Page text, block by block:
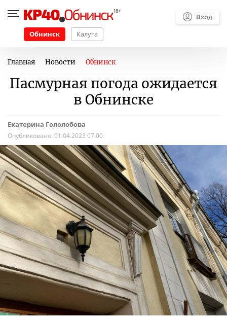
Обнинск Калуга
Вход
Главная Новости Обнинск
Пасмурная погода ожидается
в Обнинске
Екатерина Гололобова
Опубликовано: 01.04.2023 07:00